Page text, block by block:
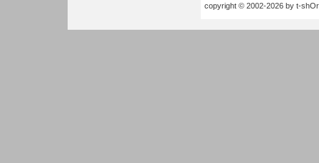
copyright © 2002-2026 by t-